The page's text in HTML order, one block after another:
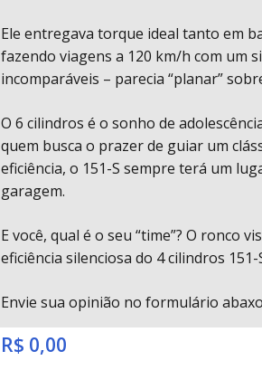
Ele entregava torque ideal tanto em
fazendo viagens a 120 km/h com um
incomparáveis – parecia “planar”
O 6 cilindros é o sonho de
quem busca o prazer de guiar um
eficiência, o 151-S sempre terá um
garagem.
E você, qual é o seu “time”? O ronco
eficiência silenciosa do 4 cilindros 151-
Envie sua opinião no formulário
R$ 0,00